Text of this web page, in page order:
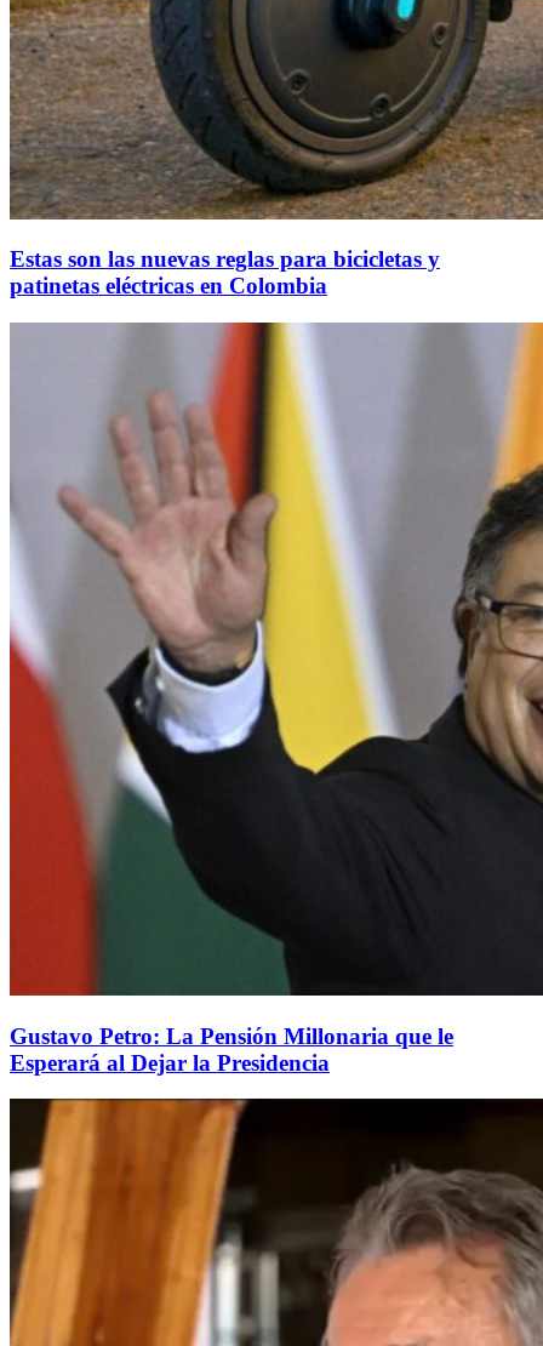
Estas son las nuevas reglas para bicicletas y
patinetas eléctricas en Colombia
Gustavo Petro: La Pensión Millonaria que le
Esperará al Dejar la Presidencia